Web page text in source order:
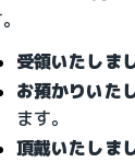
受領いたしま
お預かりいた
ます。
頂戴いたしま